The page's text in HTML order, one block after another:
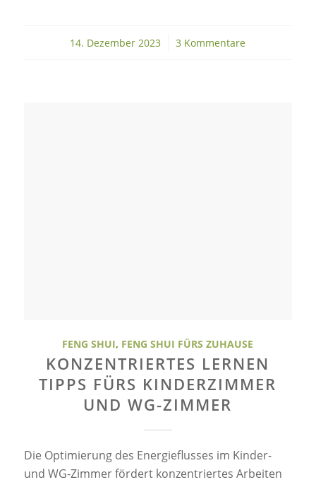
14. Dezember 2023
/ 3 Kommentare
FENG SHUI, FENG SHUI FÜRS ZUHAUSE
KONZENTRIERTES LERNEN
TIPPS FÜRS KINDERZIMMER
UND WG-ZIMMER
Die Optimierung des Energieflusses im Kinder-
und WG-Zimmer fördert konzentriertes Arbeiten